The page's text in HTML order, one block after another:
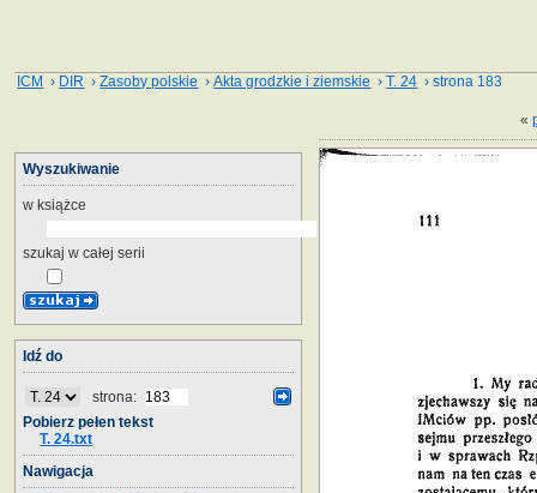
ICM › DIR ›Zasoby polskie ›Akta grodzkie i ziemskie ›T. 24 › strona 183
«
Wyszukiwanie
w książce
szukaj w całej serii
Idź do
strona:
Pobierz pełen tekst
T. 24.txt
Nawigacja